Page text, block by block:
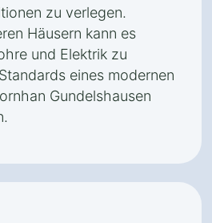
zu verlegen.
Häusern kann es
und Elektrik zu
eines modernen
Gundelshausen